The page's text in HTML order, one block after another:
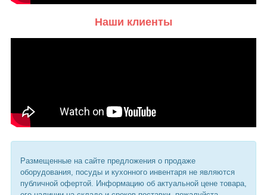
Наши клиенты
Размещенные на сайте предложения о продаже
оборудования, посуды и кухонного инвентаря не являются
публичной офертой. Информацию об актуальной цене товара,